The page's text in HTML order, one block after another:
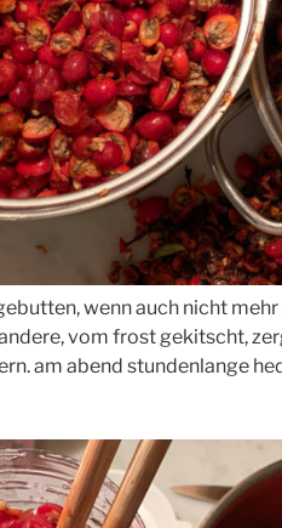
wenn auch nicht
vom frost gekitscht,
am abend stundenlange